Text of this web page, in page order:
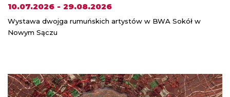
10.07.2026 - 29.08.2026
Wystawa dwojga rumuńskich artystów w BWA Sokół w
Nowym Sączu